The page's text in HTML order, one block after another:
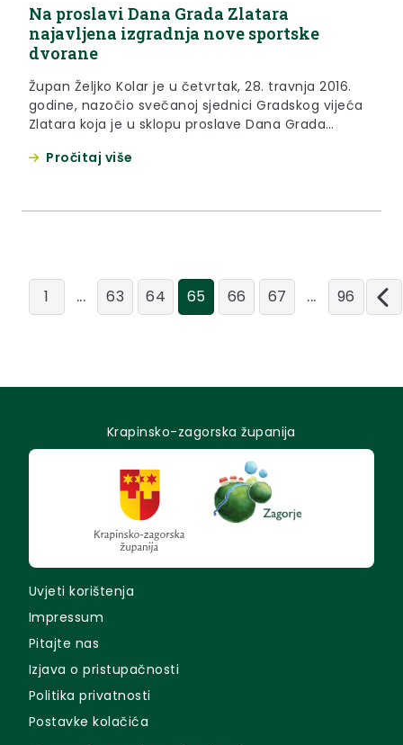
Na proslavi Dana Grada Zlatara
najavljena izgradnja nove sportske
dvorane
Župan Željko Kolar je u četvrtak, 28. travnja 2016.
godine, nazočio svečanoj sjednici Gradskog vijeća
Zlatara koja je u sklopu proslave Dana Grada
Pročitaj više
1 ... 63 64 65 66 67 ... 96
Krapinsko-zagorska županija
Uvjeti korištenja
Impressum
Pitajte nas
Izjava o pristupačnosti
Politika privatnosti
Postavke kolačića